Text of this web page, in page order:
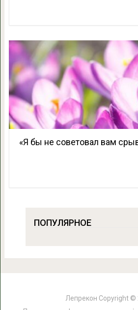
«Я бы не советовал вам
ПОПУЛЯРНОЕ
Лепрекон Copyright ©